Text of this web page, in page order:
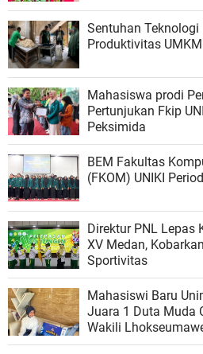
Sentuhan
Produktivitas
Mahasiswa prodi
Pertunjukan Fkip
Peksimida
BEM Fakultas
(FKOM)
Direktur PNL Lepas
XV Medan,
Sportivitas
Mahasiswi Baru
Juara 1 Duta Muda
Wakili